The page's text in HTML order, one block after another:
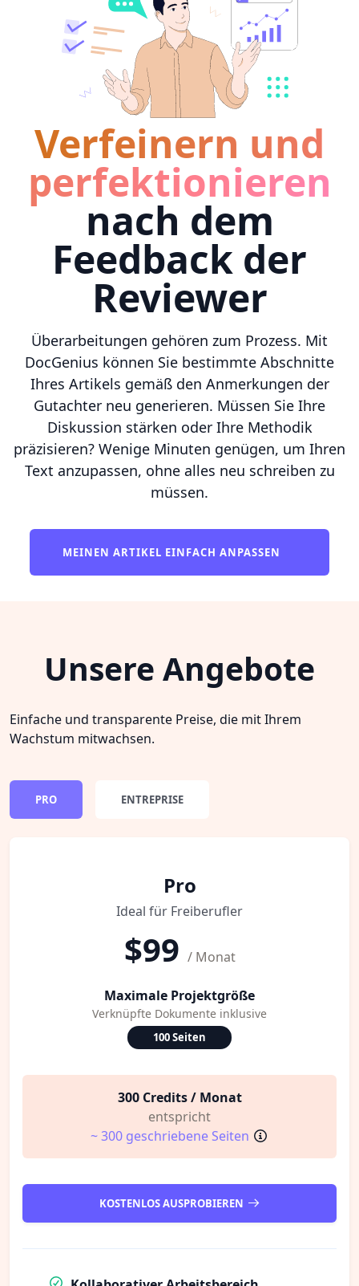
Verfeinern und
perfektionieren
nach dem
Feedback der
Reviewer
Überarbeitungen gehören zum Prozess. Mit
DocGenius können Sie bestimmte Abschnitte
Ihres Artikels gemäß den Anmerkungen der
Gutachter neu generieren. Müssen Sie Ihre
Diskussion stärken oder Ihre Methodik
präzisieren? Wenige Minuten genügen, um Ihren
Text anzupassen, ohne alles neu schreiben zu
müssen.
MEINEN ARTIKEL EINFACH ANPASSEN
Unsere Angebote
Einfache und transparente Preise, die mit Ihrem
Wachstum mitwachsen.
PRO ENTREPRISE
Pro
Ideal für Freiberufler
$99 / Monat
Maximale Projektgröße
Verknüpfte Dokumente inklusive
100 Seiten
300 Credits / Monat
entspricht
~ 300 geschriebene Seiten
KOSTENLOS AUSPROBIEREN